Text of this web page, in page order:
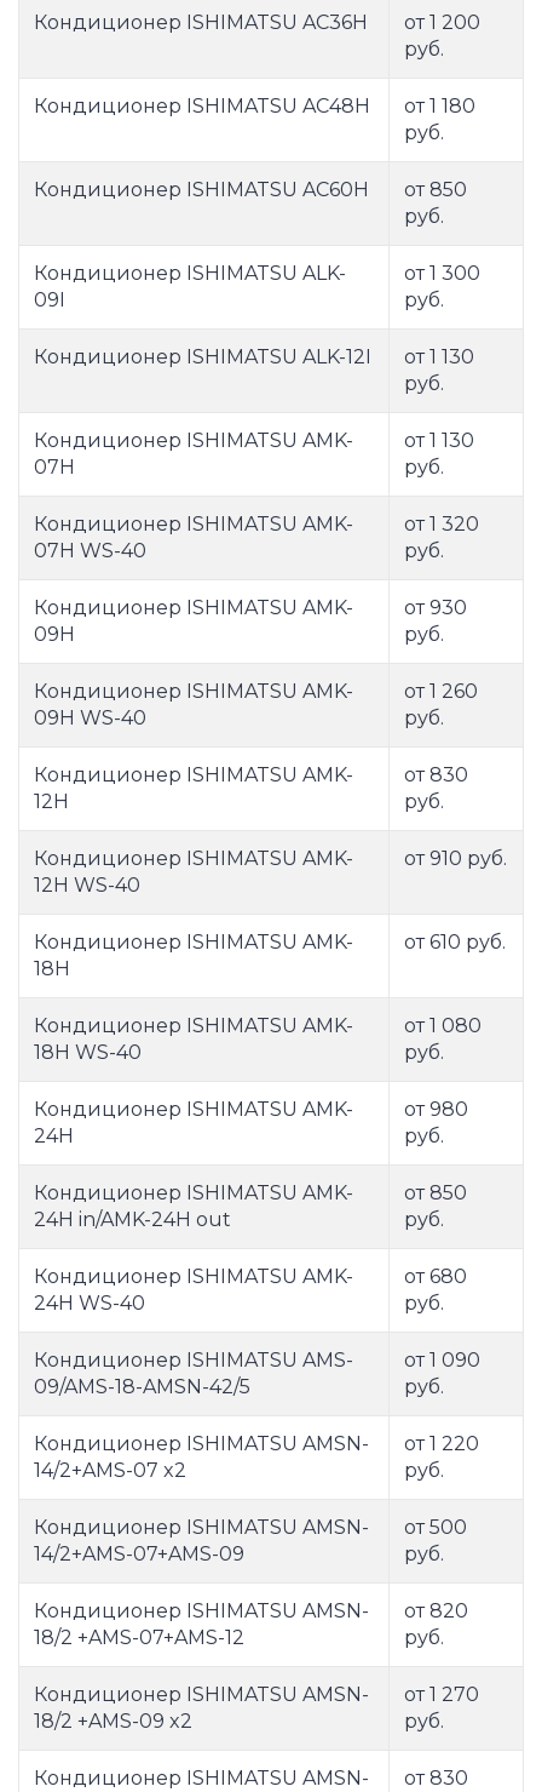
Кондиционер ISHIMATSU AC36H
от 1 200
руб.
Кондиционер ISHIMATSU AC48H
от 1 180
руб.
Кондиционер ISHIMATSU AC60H
от 850
руб.
Кондиционер ISHIMATSU ALK-
09I
от 1 300
руб.
Кондиционер ISHIMATSU ALK-12I
от 1 130
руб.
Кондиционер ISHIMATSU AMK-
07H
от 1 130
руб.
Кондиционер ISHIMATSU AMK-
07H WS-40
от 1 320
руб.
Кондиционер ISHIMATSU AMK-
09H
от 930
руб.
Кондиционер ISHIMATSU AMK-
09H WS-40
от 1 260
руб.
Кондиционер ISHIMATSU AMK-
12H
от 830
руб.
Кондиционер ISHIMATSU AMK-
12H WS-40
от 910 руб.
Кондиционер ISHIMATSU AMK-
18H
от 610 руб.
Кондиционер ISHIMATSU AMK-
18H WS-40
от 1 080
руб.
Кондиционер ISHIMATSU AMK-
24H
от 980
руб.
Кондиционер ISHIMATSU AMK-
24H in/AMK-24H out
от 850
руб.
Кондиционер ISHIMATSU AMK-
24H WS-40
от 680
руб.
Кондиционер ISHIMATSU AMS-
09/AMS-18-AMSN-42/5
от 1 090
руб.
Кондиционер ISHIMATSU AMSN-
14/2+AMS-07 x2
от 1 220
руб.
Кондиционер ISHIMATSU AMSN-
14/2+AMS-07+AMS-09
от 500
руб.
Кондиционер ISHIMATSU AMSN-
18/2 +AMS-07+AMS-12
от 820
руб.
Кондиционер ISHIMATSU AMSN-
18/2 +AMS-09 x2
от 1 270
руб.
Кондиционер ISHIMATSU AMSN-
от 830